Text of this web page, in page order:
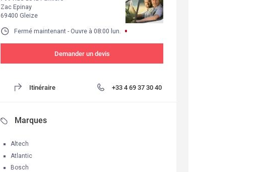
Zac Epinay
69400 Gleize
Fermé maintenant - Ouvre à 08:00 lun.
Demander un devis
Itinéraire +33 4 69 37 30 40
Marques
Altech
Atlantic
Bosch